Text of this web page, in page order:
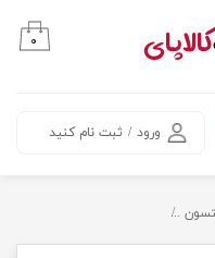
کالاپای
ورود / ثبت نام کنید
۰